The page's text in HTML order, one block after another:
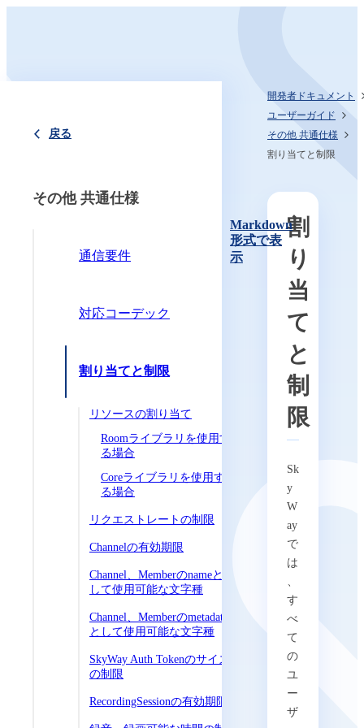
戻る
その他 共通仕様
通信要件
対応コーデック
割り当てと制限
リソースの割り当て
Roomライブラリを使用す
る場合
Coreライブラリを使用す
る場合
リクエストレートの制限
Channelの有効期限
Channel、Memberのnameと
して使用可能な文字種
Channel、Memberのmetadata
として使用可能な文字種
SkyWay Auth Tokenのサイズ
の制限
RecordingSessionの有効期限
開発者ドキュメント
ユーザーガイド
その他 共通仕様
割り当てと制限
Markdown
形式で表
示
割
り
当
て
と
制
限
Sk
y
W
ay
で
は
、
す
べ
て
の
ユ
ー
ザ